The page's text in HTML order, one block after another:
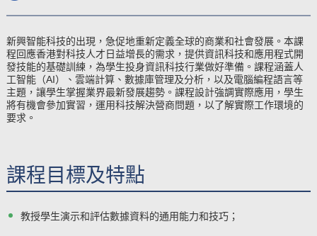
新興智能科技的出現，急促地重新定義全球的商業和社會發展。本課
程回應香港對科技人才日益增長的需求，提供資訊科技和應用程式開
發技能的基礎訓練，為學生投身資訊科技行業做好準備。課程涵蓋人
工智能（AI）、雲端計算、數據庫管理及分析，以及電腦編程語言等
主題，讓學生掌握業界最新發展趨勢。課程設計強調實際應用，學生
將有機會參加實習，運用科技解決營商問題，以了解實際工作環境的
要求。
課程目標及特點
教授學生演示和評估數據資料的通用能力和技巧；